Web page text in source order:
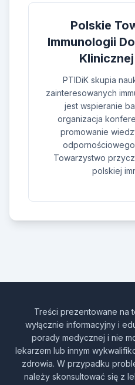
Polskie
Immunologii
PTIDiK skupia
zainteresowanych
jest wspieranie
organizacja
promowanie
Towarzystwo
polskiej
Treści prezentowane na
wyłącznie informacyjny i
porady medycznej i nie
lekarzem lub innym
zdrowia. W przypadku
należy skonsultować się z